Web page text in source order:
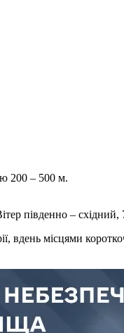
200 – 500 м.
південно –
вдень місцями